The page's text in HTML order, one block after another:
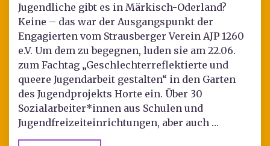
Jugendliche gibt es in Märkisch-Oderland?
Keine – das war der Ausgangspunkt der
Engagierten vom Strausberger Verein AJP 1260
e.V. Um dem zu begegnen, luden sie am 22.06.
zum Fachtag „Geschlechterreflektierte und
queere Jugendarbeit gestalten“ in den Garten
des Jugendprojekts Horte ein. Über 30
Sozialarbeiter*innen aus Schulen und
Jugendfreizeiteinrichtungen, aber auch …